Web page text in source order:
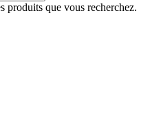
produits que vous recherchez.